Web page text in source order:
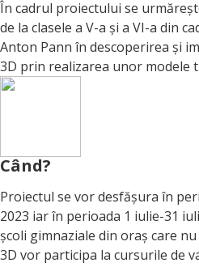
În cadrul proiectului se
de la clasele a V-a și a VI-a din
Anton Pann în descoperirea și
3D prin realizarea unor modele
Când?
Proiectul se vor desfășura în
2023 iar în perioada 1 iulie-31
școli gimnaziale din oraș care
3D vor participa la cursurile de